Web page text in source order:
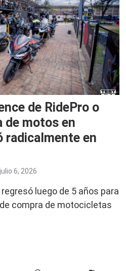
de RidePro o
de motos en
radicalmente en
julio 6, 2026
luego de 5 años para
compra de motocicletas